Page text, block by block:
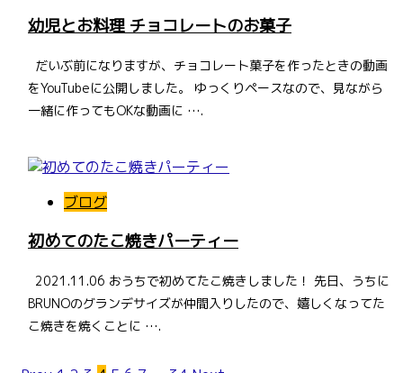
幼児とお料理 チョコレートのお菓子
だいぶ前になりますが、チョコレート菓子を作ったときの動画
をYouTubeに公開しました。 ゆっくりペースなので、見ながら
一緒に作ってもOKな動画に ….
ブログ
初めてのたこ焼きパーティー
2021.11.06 おうちで初めてたこ焼きしました！ 先日、うちに
BRUNOのグランデサイズが仲間入りしたので、嬉しくなってた
こ焼きを焼くことに ….